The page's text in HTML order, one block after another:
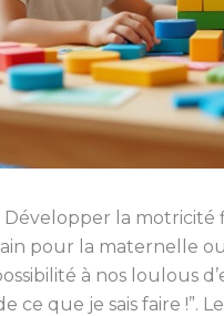
Développer la motricité
pour la maternelle
à nos loulous
ce que je sais faire !”.